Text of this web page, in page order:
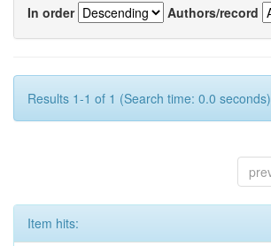
In order
Authors/record
Results 1-1 of 1 (Search time: 0.0
Item hits: